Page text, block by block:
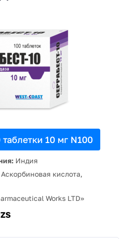
10 мг N100
Индия
Аскорбиновая кислота,
Works LTD»